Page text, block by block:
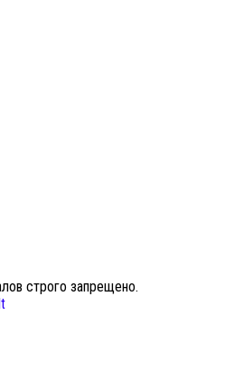
строго запрещено.